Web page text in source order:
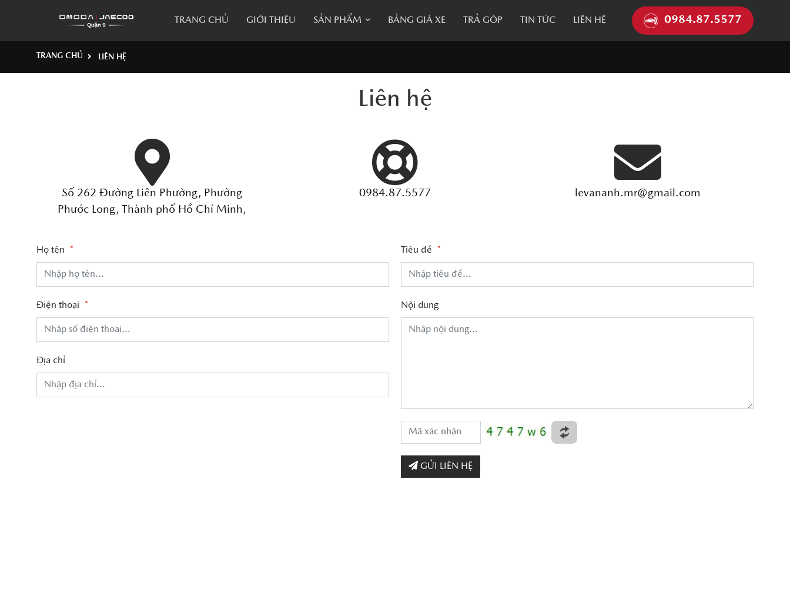
TRANG CHỦ GIỚI THIỆU SẢN PHẨM BẢNG GIÁ XE TRẢ GÓP TIN TỨC LIÊN HỆ 0984.87.5577
TRANG CHỦ LIÊN HỆ
Liên hệ
Số 262 Đường Liên Phường, Phường
Phước Long, Thành phố Hồ Chí Minh,
0984.87.5577 levananh.mr@gmail.com
Họ tên *
Điện thoại *
Địa chỉ
Tiêu đề *
Nội dung
GỬI LIÊN HỆ